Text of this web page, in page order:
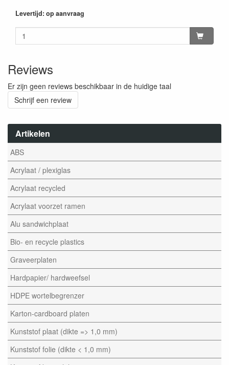
Artikelen
ABS
Acrylaat / plexiglas
Acrylaat recycled
Acrylaat voorzet ramen
Alu sandwichplaat
Bio- en recycle plastics
Graveerplaten
Hardpapier/ hardweefsel
HDPE wortelbegrenzer
Karton-cardboard platen
Kunststof plaat (dikte => 1,0 mm)
Kunststof folie (dikte < 1,0 mm)
Levertijd: op aanvraag
Reviews
Er zijn geen reviews beschikbaar in de huidige taal
Schrijf een review